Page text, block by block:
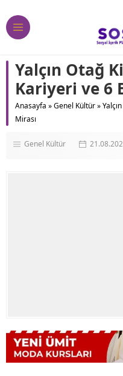
Yalçın Otağ
Kariyeri ve 6
Anasayfa »Genel Kültür»
Mirası
Genel Kültür